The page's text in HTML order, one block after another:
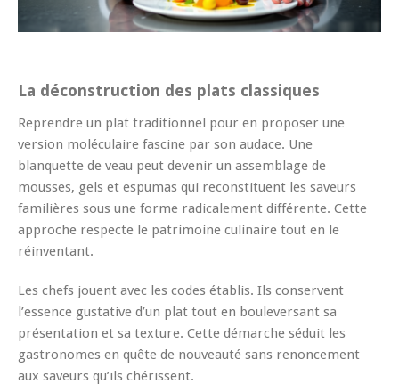
La déconstruction des plats classiques
Reprendre un plat traditionnel pour en proposer une
version moléculaire fascine par son audace. Une
blanquette de veau peut devenir un assemblage de
mousses, gels et espumas qui reconstituent les saveurs
familières sous une forme radicalement différente. Cette
approche respecte le patrimoine culinaire tout en le
réinventant.
Les chefs jouent avec les codes établis. Ils conservent
l’essence gustative d’un plat tout en bouleversant sa
présentation et sa texture. Cette démarche séduit les
gastronomes en quête de nouveauté sans renoncement
aux saveurs qu’ils chérissent.